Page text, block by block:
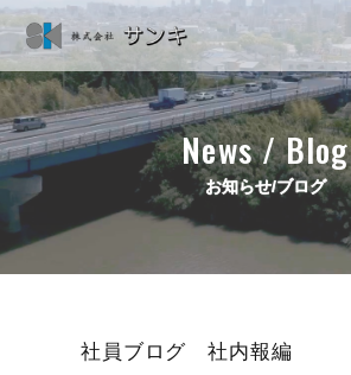
News / Blog
お知らせ/ブログ
社員ブログ 社内報編